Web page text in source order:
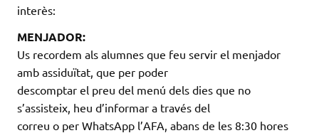
interès:
MENJADOR:
Us recordem als alumnes que feu servir el menjador
amb assiduïtat, que per poder
descomptar el preu del menú dels dies que no
s’assisteix, heu d’informar a través del
correu o per WhatsApp l’AFA, abans de les 8:30 hores